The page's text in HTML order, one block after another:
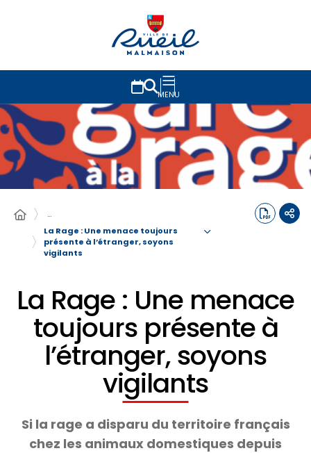
MENU
…
La Rage : Une menace toujours
présente à l’étranger, soyons
vigilants
La Rage : Une menace
toujours présente à
l’étranger, soyons
vigilants
Si la rage a disparu du territoire français
chez les animaux domestiques depuis